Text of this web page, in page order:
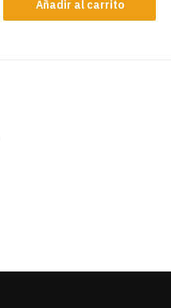
Añadir al carrito